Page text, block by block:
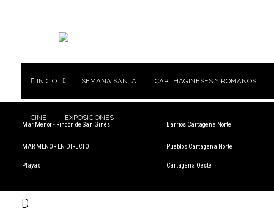
INICIO SEMANA SANTA CARTHAGINESES Y ROMANOS
CINE EXPOSICIONES
Mar Menor - Rincón de San Ginés
MAR MENOR EN DIRECTO
Playas
Barrios Cartagena Norte
Pueblos Cartagena Norte
Cartagena Oeste
D